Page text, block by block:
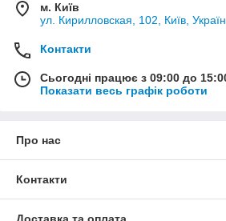
м. Київ
ул. Кирилловская, 102, Київ,
Контакти
Сьогодні працює з 09:00 до
Показати весь графік роботи
Про нас
Контакти